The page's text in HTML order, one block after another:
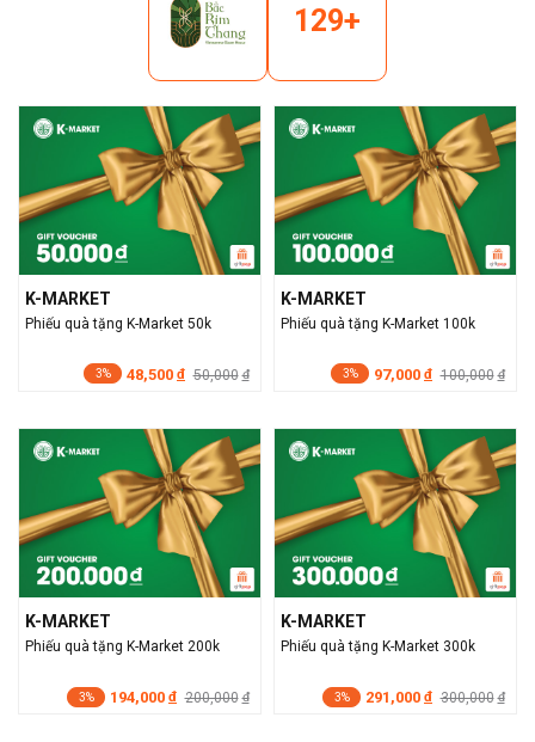
129+
K-MARKET
Phiếu quà tặng K-Market 50k
3% 48,500 đ 50,000 đ
K-MARKET
Phiếu quà tặng K-Market 100k
3% 97,000 đ 100,000 đ
K-MARKET
Phiếu quà tặng K-Market 200k
3% 194,000 đ 200,000 đ
K-MARKET
Phiếu quà tặng K-Market 300k
3% 291,000 đ 300,000 đ